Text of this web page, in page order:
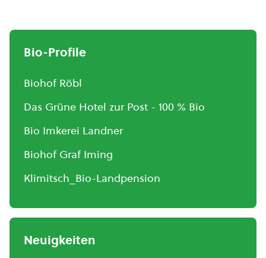
Bio-Profile
Biohof Röbl
Das Grüne Hotel zur Post - 100 % Bio
Bio Imkerei Landner
Biohof Graf Iming
Klimitsch_Bio-Landpension
Neuigkeiten